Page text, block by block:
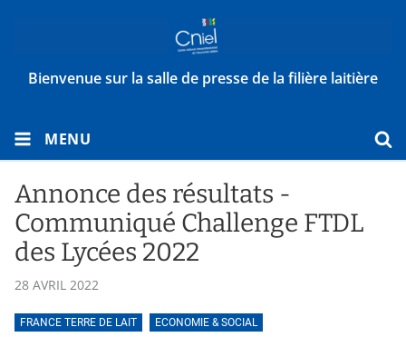
Bienvenue sur la salle de presse de la filière laitière
MENU
Annonce des résultats -
Communiqué Challenge FTDL
des Lycées 2022
28 AVRIL 2022
FRANCE TERRE DE LAIT ECONOMIE & SOCIAL